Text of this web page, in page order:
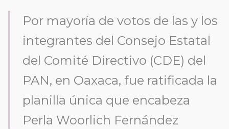
Por mayoría de votos de las y los
integrantes del Consejo Estatal
del Comité Directivo (CDE) del
PAN, en Oaxaca, fue ratificada la
planilla única que encabeza
Perla Woorlich Fernández